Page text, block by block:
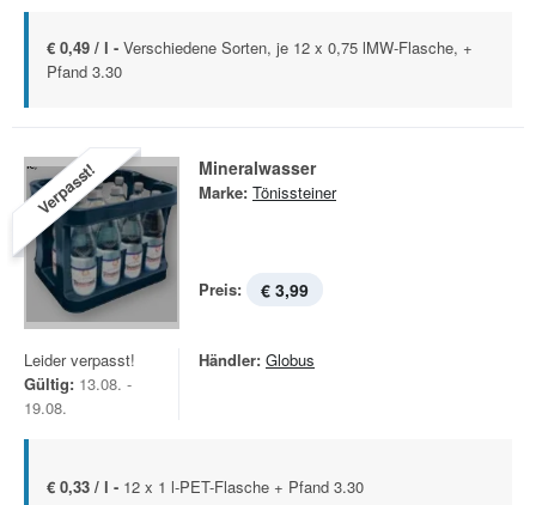
€ 0,49 / l - Verschiedene Sorten, je 12 x 0,75 lMW-Flasche, +
Pfand 3.30
Verpasst! Mineralwasser
Marke: Tönissteiner
Preis: € 3,99
Leider verpasst!
Gültig: 13.08. -
19.08.
Händler: Globus
€ 0,33 / l - 12 x 1 l-PET-Flasche + Pfand 3.30